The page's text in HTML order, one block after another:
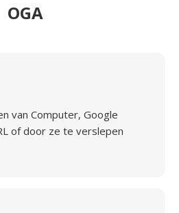
OGA
van Computer, Google
of door ze te verslepen